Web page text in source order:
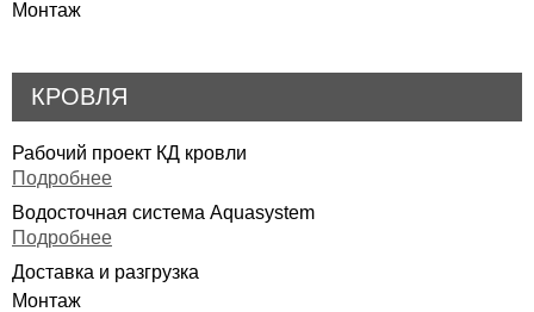
Монтаж
КРОВЛЯ
Рабочий проект КД кровли
Подробнее
Водосточная система Aquasystem
Подробнее
Доставка и разгрузка
Монтаж